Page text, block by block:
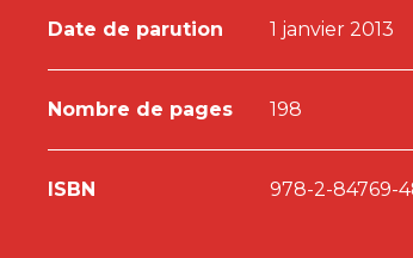
Date de parution 1 janvier 2013
Nombre de pages 198
ISBN 978-2-84769-